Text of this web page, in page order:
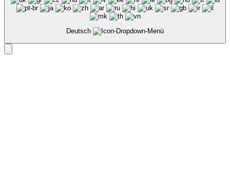
Deutsch